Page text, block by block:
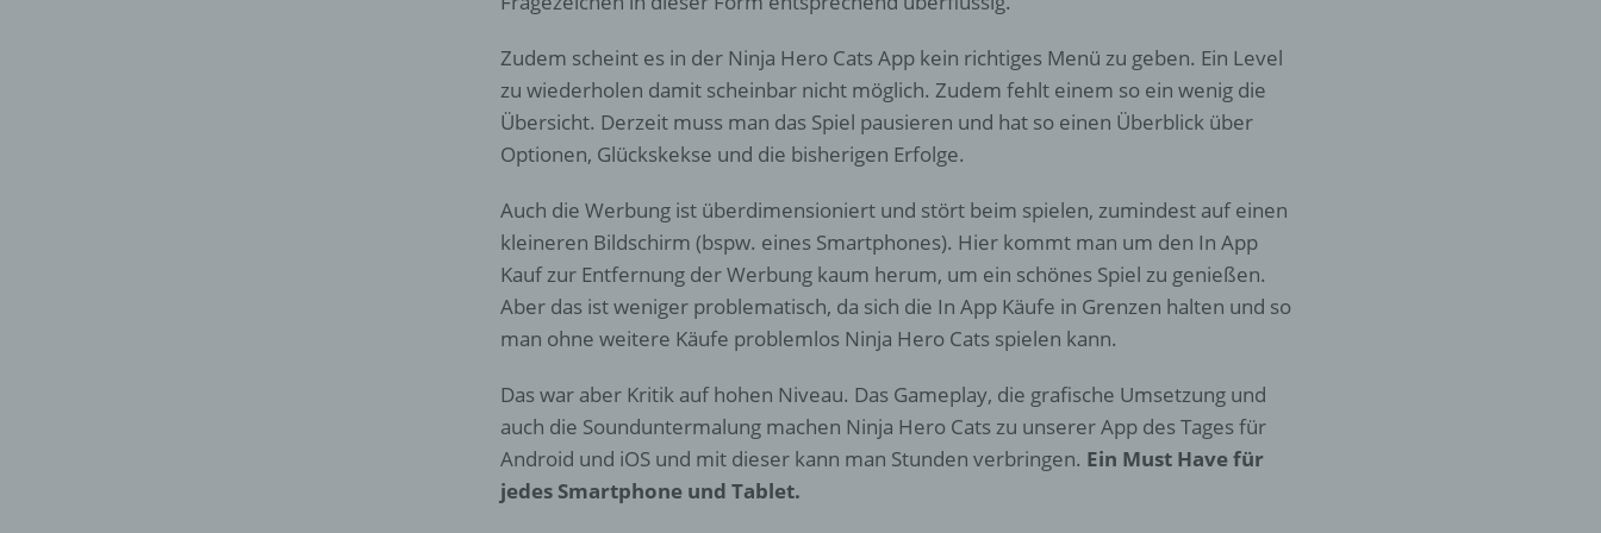
Zudem scheint es in der Ninja Hero Cats App kein richtiges Menü zu geben. Ein Level
zu wiederholen damit scheinbar nicht möglich. Zudem fehlt einem so ein wenig die
Übersicht. Derzeit muss man das Spiel pausieren und hat so einen Überblick über
Optionen, Glückskekse und die bisherigen Erfolge.
Auch die Werbung ist überdimensioniert und stört beim spielen, zumindest auf einen
kleineren Bildschirm (bspw. eines Smartphones). Hier kommt man um den In App
Kauf zur Entfernung der Werbung kaum herum, um ein schönes Spiel zu genießen.
Aber das ist weniger problematisch, da sich die In App Käufe in Grenzen halten und so
man ohne weitere Käufe problemlos Ninja Hero Cats spielen kann.
Das war aber Kritik auf hohen Niveau. Das Gameplay, die grafische Umsetzung und
auch die Sounduntermalung machen Ninja Hero Cats zu unserer App des Tages für
Android und iOS und mit dieser kann man Stunden verbringen. Ein Must Have für
jedes Smartphone und Tablet.
Einschränkung der Verarbeitung ist die Markierung gespeicherter
personenbezogener Daten mit dem Ziel, ihre künftige Verarbeitung
einzuschränken.
Profiling ist jede Art der automatisierten Verarbeitung
personenbezogener Daten, die darin besteht, dass diese
personenbezogenen Daten verwendet werden, um bestimmte
persönliche Aspekte, die sich auf eine natürliche Person beziehen,
zu bewerten, insbesondere, um Aspekte bezüglich Arbeitsleistung,
Zuverlässigkeit, Verhalten, Aufenthaltsort oder Ortswechsel dieser
natürlichen Person zu analysieren oder vorherzusagen.
f) Pseudonymisierung